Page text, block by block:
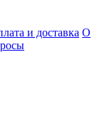
и доставка О